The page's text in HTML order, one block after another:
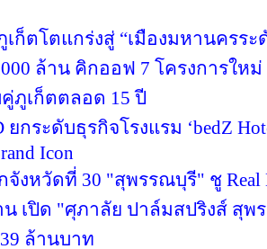
ก็ตโตแกร่งสู่ “เมืองมหานครร
ล้าน คิกออฟ 7 โครงการให
ภูเก็ตตลอด 15 ปี
ยกระดับธุรกิจโรงแรม ‘bedZ
Icon
จังหวัดที่ 30 "สุพรรณบุรี" ชู Real
เปิด "ศุภาลัย ปาล์มสปริงส์ สุ
ล้านบาท